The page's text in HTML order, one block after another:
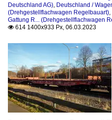
Deutschland AG), Deutschland /
(Drehgestellflachwagen Regelbauart),
Gattung R... (Drehgestellflachwagen
 614 1400x933 Px, 06.03.2023